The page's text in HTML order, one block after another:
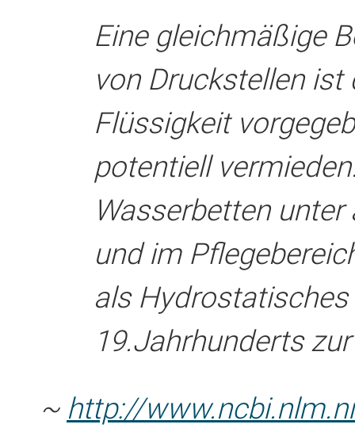
Eine gleichmäßige
von Druckstellen ist
Flüssigkeit
potentiell
Wasserbetten
und im
als
19.Jahrhunderts
~ http://